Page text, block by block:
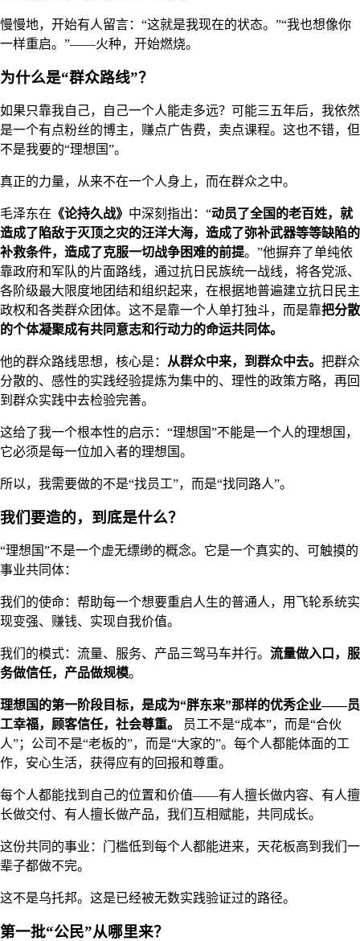
慢慢地，开始有人留言：“这就是我现在的状态。”“我也想像你
一样重启。”——火种，开始燃烧。
为什么是“群众路线”？
如果只靠我自己，自己一个人能走多远？可能三五年后，我依然
是一个有点粉丝的博主，赚点广告费，卖点课程。这也不错，但
不是我要的“理想国”。
真正的力量，从来不在一个人身上，而在群众之中。
毛泽东在 《论持久战》 中深刻指出：“动员了全国的老百姓，就
造成了陷敌于灭顶之灾的汪洋大海，造成了弥补武器等等缺陷的
补救条件，造成了克服一切战争困难的前提。”他摒弃了单纯依
靠政府和军队的片面路线，通过抗日民族统一战线，将各党派、
各阶级最大限度地团结和组织起来，在根据地普遍建立抗日民主
政权和各类群众团体。这不是靠一个人单打独斗，而是靠把分散
的个体凝聚成有共同意志和行动力的命运共同体。
他的群众路线思想，核心是： 从群众中来，到群众中去。 把群众
分散的、感性的实践经验提炼为集中的、理性的政策方略，再回
到群众实践中去检验完善。
这给了我一个根本性的启示：“理想国”不能是一个人的理想国，
它必须是每一位加入者的理想国。
所以，我需要做的不是“找员工”，而是“找同路人”。
我们要造的，到底是什么？
“理想国”不是一个虚无缥缈的概念。它是一个真实的、可触摸的
事业共同体：
我们的使命：帮助每一个想要重启人生的普通人，用飞轮系统实
现变强、赚钱、实现自我价值。
我们的模式：流量、服务、产品三驾马车并行。 流量做入口，服
务做信任，产品做规模。
理想国的第一阶段目标，是成为“胖东来”那样的优秀企业——员
工幸福，顾客信任，社会尊重。
员工不是“成本”，而是“合伙
人”；公司不是“老板的”，而是“大家的”。每个人都能体面的工
作，安心生活，获得应有的回报和尊重。
每个人都能找到自己的位置和价值——有人擅长做内容、有人擅
长做交付、有人擅长做产品，我们互相赋能，共同成长。
这份共同的事业：门槛低到每个人都能进来，天花板高到我们一
辈子都做不完。
这不是乌托邦。这是已经被无数实践验证过的路径。
第一批“公民”从哪里来？